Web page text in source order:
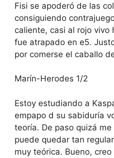
Fisi se apoderó de las
consiguiendo
caliente, casi al rojo vivo
fue atrapado en e5.
por comerse el caballo
Marín-Herodes 1/2
Estoy estudiando a
empapo d su sabiduría
teoría. De paso quizá
puede quedar tan
muy teórica. Bueno,